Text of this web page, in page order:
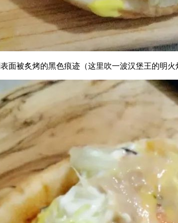
面被炙烤的黑色痕迹（这里吹一波汉堡王的明